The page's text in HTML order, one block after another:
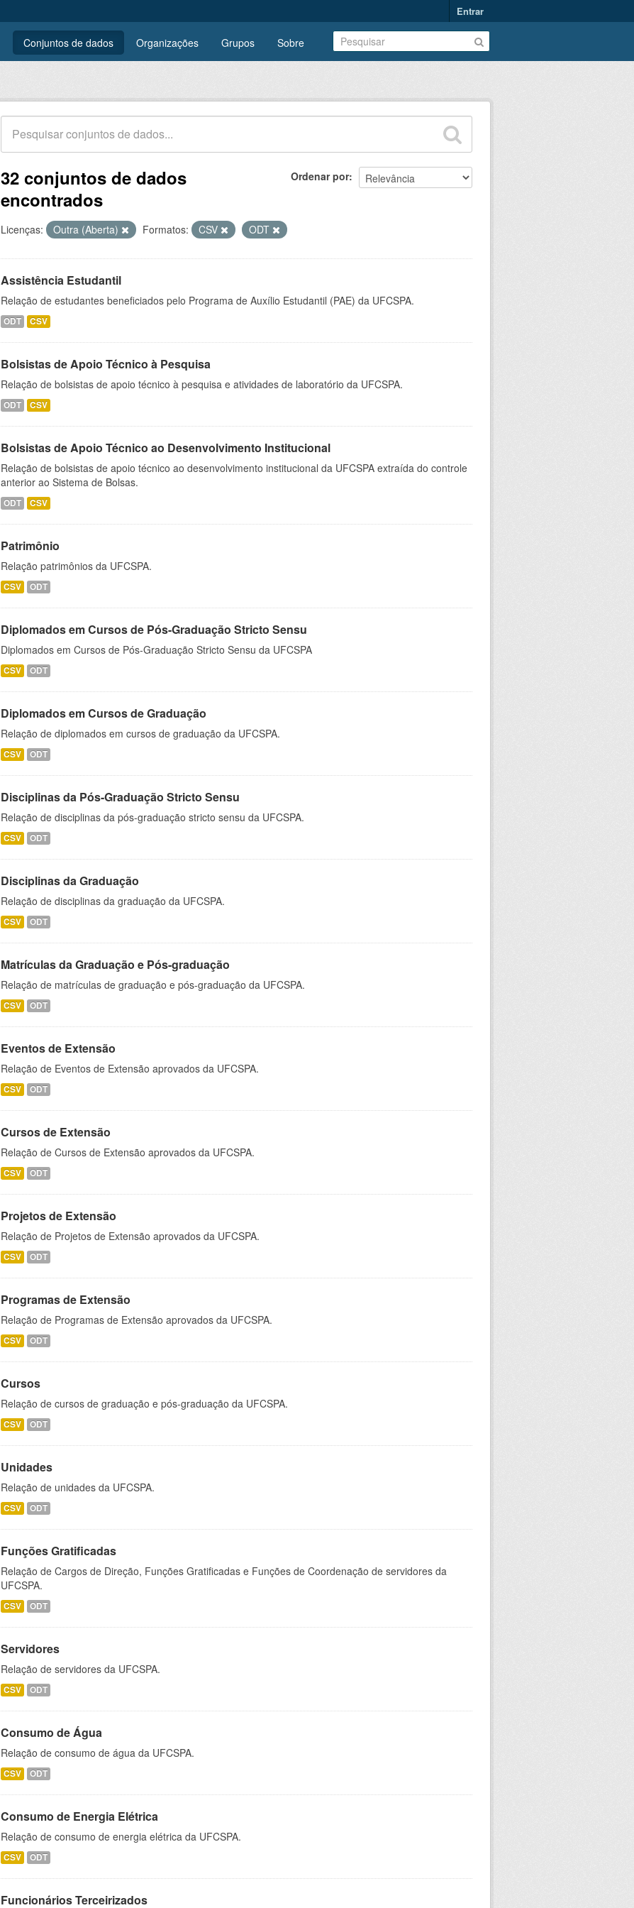
Entrar
Conjuntos de dados Organizações Grupos Sobre
Ordenar por
32 conjuntos de dados
encontrados
Licenças: Outra (Aberta) Formatos: CSV ODT
Assistência Estudantil
Relação de estudantes beneficiados pelo Programa de Auxílio Estudantil (PAE) da UFCSPA.
ODT CSV
Bolsistas de Apoio Técnico à Pesquisa
Relação de bolsistas de apoio técnico à pesquisa e atividades de laboratório da UFCSPA.
ODT CSV
Bolsistas de Apoio Técnico ao Desenvolvimento Institucional
Relação de bolsistas de apoio técnico ao desenvolvimento institucional da UFCSPA extraída do controle
anterior ao Sistema de Bolsas.
ODT CSV
Patrimônio
Relação patrimônios da UFCSPA.
CSV ODT
Diplomados em Cursos de Pós-Graduação Stricto Sensu
Diplomados em Cursos de Pós-Graduação Stricto Sensu da UFCSPA
CSV ODT
Diplomados em Cursos de Graduação
Relação de diplomados em cursos de graduação da UFCSPA.
CSV ODT
Disciplinas da Pós-Graduação Stricto Sensu
Relação de disciplinas da pós-graduação stricto sensu da UFCSPA.
CSV ODT
Disciplinas da Graduação
Relação de disciplinas da graduação da UFCSPA.
CSV ODT
Matrículas da Graduação e Pós-graduação
Relação de matrículas de graduação e pós-graduação da UFCSPA.
CSV ODT
Eventos de Extensão
Relação de Eventos de Extensão aprovados da UFCSPA.
CSV ODT
Cursos de Extensão
Relação de Cursos de Extensão aprovados da UFCSPA.
CSV ODT
Projetos de Extensão
Relação de Projetos de Extensão aprovados da UFCSPA.
CSV ODT
Programas de Extensão
Relação de Programas de Extensão aprovados da UFCSPA.
CSV ODT
Cursos
Relação de cursos de graduação e pós-graduação da UFCSPA.
CSV ODT
Unidades
Relação de unidades da UFCSPA.
CSV ODT
Funções Gratificadas
Relação de Cargos de Direção, Funções Gratificadas e Funções de Coordenação de servidores da
UFCSPA.
CSV ODT
Servidores
Relação de servidores da UFCSPA.
CSV ODT
Consumo de Água
Relação de consumo de água da UFCSPA.
CSV ODT
Consumo de Energia Elétrica
Relação de consumo de energia elétrica da UFCSPA.
CSV ODT
Funcionários Terceirizados